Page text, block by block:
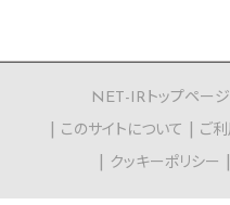
NET-IRトップページ
このサイトについて
ご
クッキーポリシー